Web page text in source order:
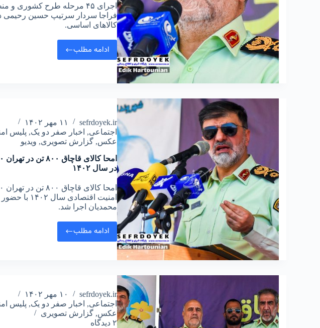
اجرای ۴۵ مرحله طرح
فراجا سردار سرتیپ حسین رحیمی
کالاهای اساسی.
ادامه مطلب
sefrdoyek.ir
۱۱ مهر ۱۴۰۲
اجتماعی, اخبار صفر دو یک, پلیس
عکس,گزارش تصویری, ویدیو
در سال ۱۴۰۲
امنیت
محمدیان اجرا شد.
ادامه مطلب
sefrdoyek.ir
۱۰ مهر ۱۴۰۲
اجتماعی, اخبار صفر دو یک, پلیس
عکس,گزارش تصویری
۲ دیدگاه